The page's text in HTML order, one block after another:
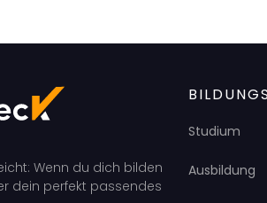
Wenn du dich bilden
dein perfekt passendes
Studium
Ausbildung